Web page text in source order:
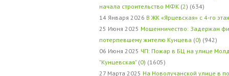
начала строительство МФК (2) (634)
14 Января 2026 В ЖК «Ярцевская» с 4-го
25 Июня 2025 Мошенничество: Задержан
потерпевшему жителю Кунцева (0) (942)
06 Июня 2025 ЧП: Пожар в БЦ на улице
"Кунцевская" (0) (1605)
27 Марта 2025 На Новолучанской улице в